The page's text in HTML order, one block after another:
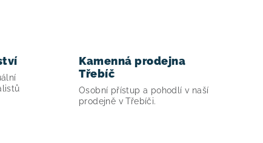
Kamenná prodejna
Třebíč
Osobní přístup a pohodlí v naší
prodejně v Třebíči.